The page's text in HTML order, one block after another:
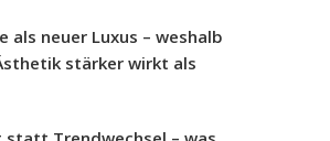
als neuer Luxus – weshalb
stärker wirkt als